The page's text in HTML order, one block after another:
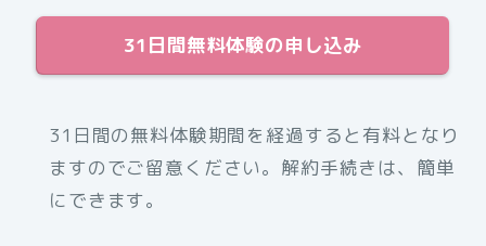
31日間無料体験の申し込み
31日間の無料体験期間を経過すると有料となり
ますのでご留意ください。解約手続きは、簡単
にできます。